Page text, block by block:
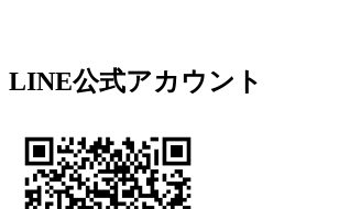
LINE公式アカウント